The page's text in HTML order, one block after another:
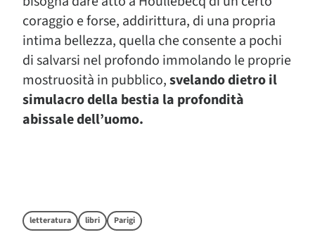
coraggio e forse, addirittura, di una propria
intima bellezza, quella che consente a pochi
di salvarsi nel profondo immolando le proprie
mostruosità in pubblico,svelando dietro il
simulacro della bestia la profondità
abissale dell’uomo.
letteratura libri Parigi